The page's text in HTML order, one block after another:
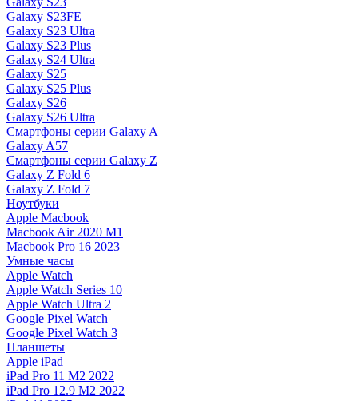
Galaxy S23FE
Galaxy S23 Ultra
Galaxy S23 Plus
Galaxy S24 Ultra
Galaxy S25
Galaxy S25 Plus
Galaxy S26
Galaxy S26 Ultra
Смартфоны серии Galaxy A
Galaxy A57
Смартфоны серии Galaxy Z
Galaxy Z Fold 6
Galaxy Z Fold 7
Ноутбуки
Apple Macbook
Macbook Air 2020 M1
Macbook Pro 16 2023
Умные часы
Apple Watch
Apple Watch Series 10
Apple Watch Ultra 2
Google Pixel Watch
Google Pixel Watch 3
Планшеты
Apple iPad
iPad Pro 11 M2 2022
iPad Pro 12.9 M2 2022